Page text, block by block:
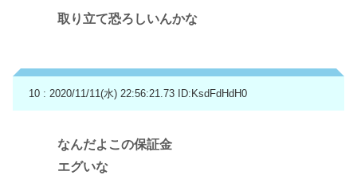
取り立て恐ろしいんかな
10 : 2020/11/11(水) 22:56:21.73 ID:KsdFdHdH0
なんだよこの保証金
エグいな